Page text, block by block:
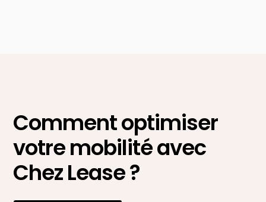
Comment optimiser
votre mobilité avec
Chez Lease ?